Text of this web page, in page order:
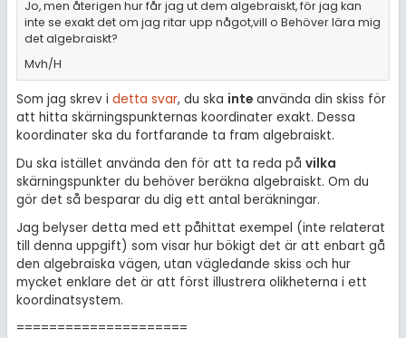
Jo, men återigen hur får jag ut dem algebraiskt, för jag kan
inte se exakt det om jag ritar upp något,vill o Behöver lära mig
det algebraiskt?
Mvh/H
Som jag skrev i detta svar, du ska inteanvända din skiss för
att hitta skärningspunkternas koordinater exakt. Dessa
koordinater ska du fortfarande ta fram algebraiskt.
Du ska istället använda den för att ta reda på vilka
skärningspunkter du behöver beräkna algebraiskt. Om du
gör det så besparar du dig ett antal beräkningar.
Jag belyser detta med ett påhittat exempel (inte relaterat
till denna uppgift) som visar hur bökigt det är att enbart gå
den algebraiska vägen, utan vägledande skiss och hur
mycket enklare det är att först illustrera olikheterna i ett
koordinatsystem.
=====================